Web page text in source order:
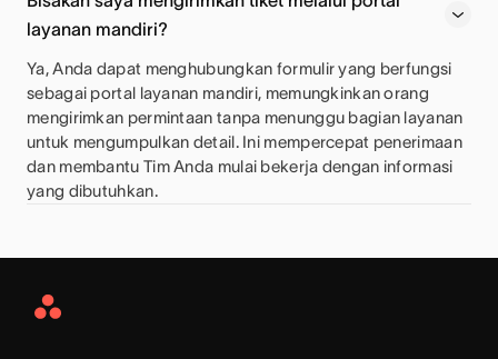
layanan mandiri?
Ya, Anda dapat menghubungkan formulir yang berfungsi
sebagai portal layanan mandiri, memungkinkan orang
mengirimkan permintaan tanpa menunggu bagian layanan
untuk mengumpulkan detail. Ini mempercepat penerimaan
dan membantu Tim Anda mulai bekerja dengan informasi
yang dibutuhkan.
Asana